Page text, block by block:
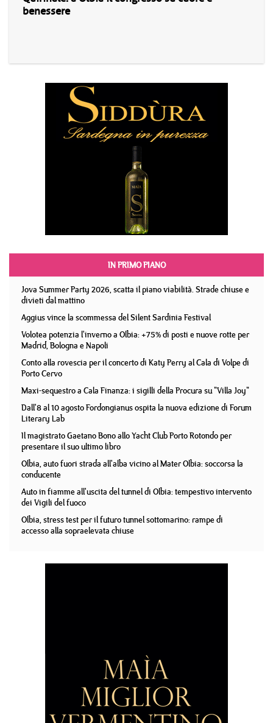
benessere
IN PRIMO PIANO
Jova Summer Party 2026, scatta il piano viabilità. Strade chiuse e
divieti dal mattino
Aggius vince la scommessa del Silent Sardinia Festival
Volotea potenzia l'inverno a Olbia: +75% di posti e nuove rotte per
Madrid, Bologna e Napoli
Conto alla rovescia per il concerto di Katy Perry al Cala di Volpe di
Porto Cervo
Maxi-sequestro a Cala Finanza: i sigilli della Procura su "Villa Joy"
Dall'8 al 10 agosto Fordongianus ospita la nuova edizione di Forum
Literary Lab
Il magistrato Gaetano Bono allo Yacht Club Porto Rotondo per
presentare il suo ultimo libro
Olbia, auto fuori strada all'alba vicino al Mater Olbia: soccorsa la
conducente
Auto in fiamme all'uscita del tunnel di Olbia: tempestivo intervento
dei Vigili del fuoco
Olbia, stress test per il futuro tunnel sottomarino: rampe di
accesso alla sopraelevata chiuse